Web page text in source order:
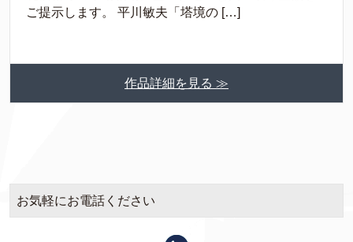
ご提示します。 平川敏夫「塔境の […]
作品詳細を見る ≫
お気軽にお電話ください